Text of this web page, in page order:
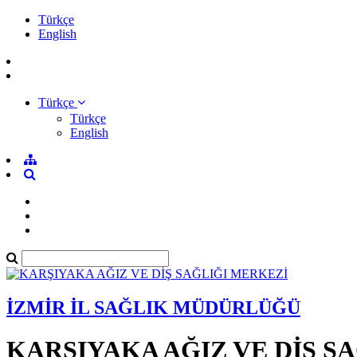
Türkçe
English
Türkçe
Türkçe
English
İZMİR İL SAĞLIK MÜDÜRLÜĞÜ
KARŞIYAKA AĞIZ VE DİŞ